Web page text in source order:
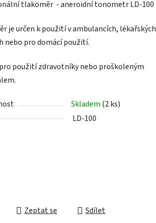
tlakoměr - aneroidní tonometr LD-100
je určen k použití v ambulancích, lékařských
nebo pro domácí použití.
použití zdravotníky nebo proškoleným
Skladem (2 ks)
LD-100
Zeptat se Sdílet